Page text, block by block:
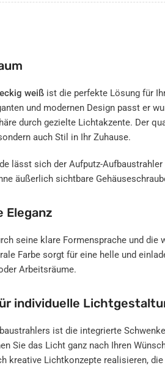
weiß ist die perfekte Lösung für
und modernen Design passt er
durch gezielte Lichtakzente. Der
auch Stil in Ihr Zuhause.
lässt sich der Aufputz-Aufbaustrahler
äußerlich sichtbare
Eleganz
seine klare Formensprache und die
Farbe sorgt für eine helle und
Arbeitsräume.
individuelle
ist die integrierte
Sie das Licht ganz nach Ihren
kreative Lichtkonzepte realisieren, die